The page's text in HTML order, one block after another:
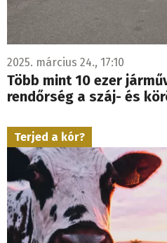
2025. március 24., 17:10
Több mint 10 ezer
rendőrség a száj- és
Terjed a kór?